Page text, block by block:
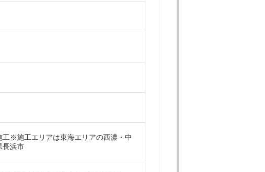
工※施工エリアは東海エリアの西濃・中
長浜市